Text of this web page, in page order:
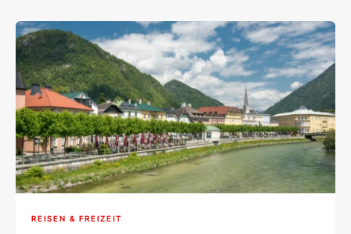
REISEN & FREIZEIT